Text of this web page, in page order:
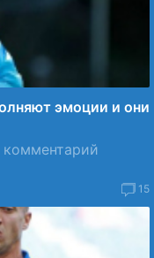
эмоции и они
комментарий
15